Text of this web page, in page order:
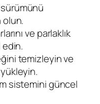
ve parlaklık
temizleyin ve
sistemini güncel